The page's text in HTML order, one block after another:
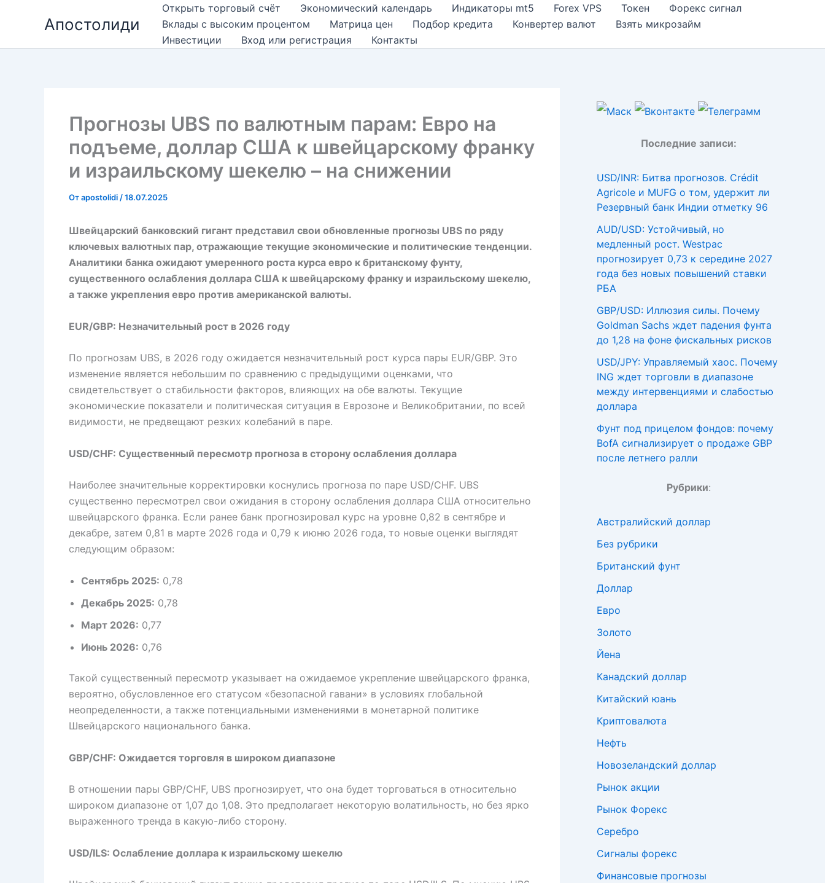
Апостолиди
Открыть торговый счёт Экономический календарь Индикаторы mt5 Forex VPS Токен
Форекс сигнал
Вклады с высоким процентом
Матрица цен Подбор кредита Конвертер валют
Взять микрозайм
Инвестиции
Вход или регистрация Контакты
Прогнозы UBS по валютным парам: Евро на
подъеме, доллар США к швейцарскому франку
и израильскому шекелю – на снижении
Отapostolidi /18.07.2025
Швейцарский банковский гигант представил свои обновленные прогнозы UBS по ряду
ключевых валютных пар, отражающие текущие экономические и политические тенденции.
Аналитики банка ожидают умеренного роста курса евро к британскому фунту,
существенного ослабления доллара США к швейцарскому франку и израильскому шекелю,
а также укрепления евро против американской валюты.
EUR/GBP: Незначительный рост в 2026 году
По прогнозам UBS, в 2026 году ожидается незначительный рост курса пары EUR/GBP. Это
изменение является небольшим по сравнению с предыдущими оценками, что
свидетельствует о стабильности факторов, влияющих на обе валюты. Текущие
экономические показатели и политическая ситуация в Еврозоне и Великобритании, по всей
видимости, не предвещают резких колебаний в паре.
USD/CHF: Существенный пересмотр прогноза в сторону ослабления доллара
Наиболее значительные корректировки коснулись прогноза по паре USD/CHF. UBS
существенно пересмотрел свои ожидания в сторону ослабления доллара США относительно
швейцарского франка. Если ранее банк прогнозировал курс на уровне 0,82 в сентябре и
декабре, затем 0,81 в марте 2026 года и 0,79 к июню 2026 года, то новые оценки выглядят
следующим образом:
Сентябрь 2025: 0,78
Декабрь 2025: 0,78
Март 2026: 0,77
Июнь 2026: 0,76
Такой существенный пересмотр указывает на ожидаемое укрепление швейцарского франка,
вероятно, обусловленное его статусом «безопасной гавани» в условиях глобальной
неопределенности, а также потенциальными изменениями в монетарной политике
Швейцарского национального банка.
GBP/CHF: Ожидается торговля в широком диапазоне
В отношении пары GBP/CHF, UBS прогнозирует, что она будет торговаться в относительно
широком диапазоне от 1,07 до 1,08. Это предполагает некоторую волатильность, но без ярко
выраженного тренда в какую-либо сторону.
USD/ILS: Ослабление доллара к израильскому шекелю
Последние записи:
USD/INR: Битва прогнозов. Crédit
Agricole и MUFG о том, удержит ли
Резервный банк Индии отметку 96
AUD/USD: Устойчивый, но
медленный рост. Westpac
прогнозирует 0,73 к середине 2027
года без новых повышений ставки
РБА
GBP/USD: Иллюзия силы. Почему
Goldman Sachs ждет падения фунта
до 1,28 на фоне фискальных рисков
USD/JPY: Управляемый хаос. Почему
ING ждет торговли в диапазоне
между интервенциями и слабостью
доллара
Фунт под прицелом фондов: почему
BofA сигнализирует о продаже GBP
после летнего ралли
Рубрики:
Австралийский доллар
Без рубрики
Британский фунт
Доллар
Евро
Золото
Йена
Канадский доллар
Китайский юань
Криптовалюта
Нефть
Новозеландский доллар
Рынок акции
Рынок Форекс
Серебро
Сигналы форекс
Финансовые прогнозы